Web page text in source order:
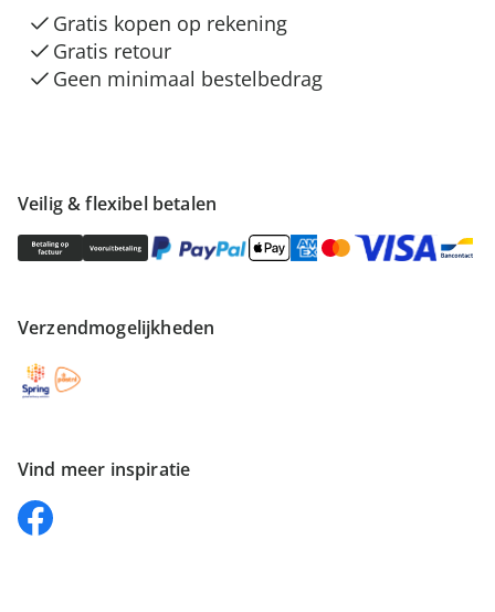
Veilig & flexibel betalen
Verzendmogelijkheden
Vind meer inspiratie
Gratis kopen op rekening
Gratis retour
Geen minimaal bestelbedrag